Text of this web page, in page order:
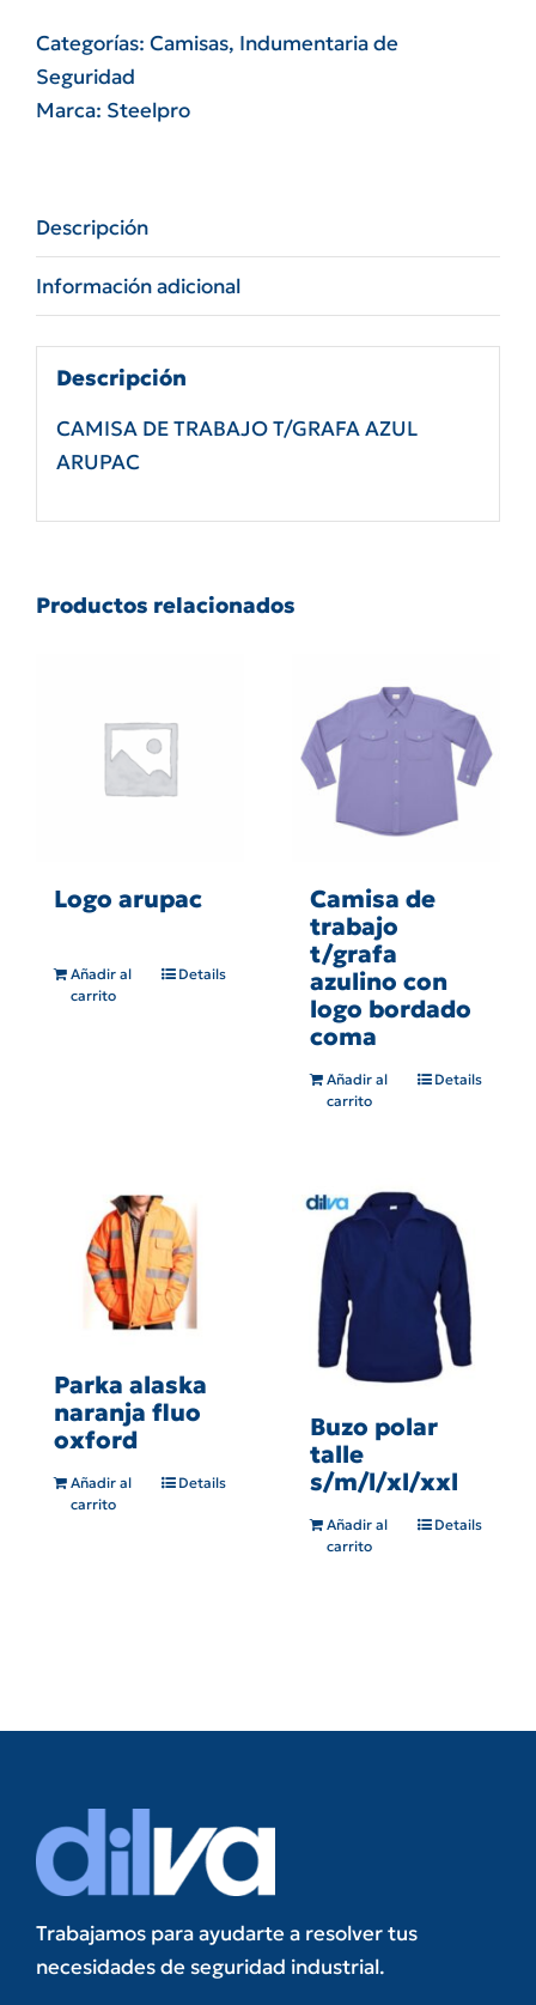
t/grafa
azul
arupac
Categorías: Camisas, Indumentaria de
Seguridad
Marca: Steelpro
Descripción
Información adicional
Descripción
CAMISA DE TRABAJO T/GRAFA AZUL
ARUPAC
Productos relacionados
Logo arupac
Añadir al
carrito
Details
Camisa de
trabajo
t/grafa
azulino con
logo bordado
coma
Añadir al
carrito
Details
Parka alaska
naranja fluo
oxford
Añadir al
carrito
Details
Buzo polar
talle
s/m/l/xl/xxl
Añadir al
carrito
Details
Trabajamos para ayudarte a resolver tus
necesidades de seguridad industrial.